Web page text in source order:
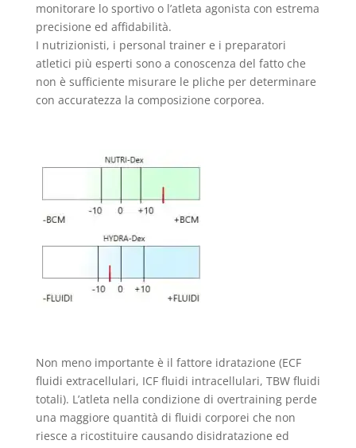
monitorare lo sportivo o l’atleta agonista con estrema
precisione ed affidabilità.
I nutrizionisti, i personal trainer e i preparatori
atletici più esperti sono a conoscenza del fatto che
non è sufficiente misurare le pliche per determinare
con accuratezza la composizione corporea.
Non meno importante è il fattore idratazione (ECF
fluidi extracellulari, ICF fluidi intracellulari, TBW fluidi
totali). L’atleta nella condizione di overtraining perde
una maggiore quantità di fluidi corporei che non
riesce a ricostituire causando disidratazione ed